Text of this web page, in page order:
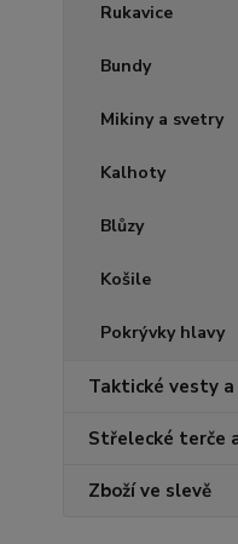
Rukavice
Bundy
Mikiny a svetry
Kalhoty
Blůzy
Košile
Pokrývky hlavy
Taktické vesty
Střelecké terče
Zboží ve slevě